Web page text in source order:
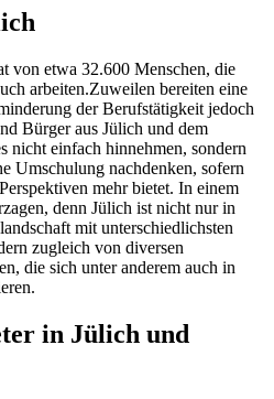
von etwa 32.600 Menschen, die
arbeiten.Zuweilen bereiten eine
der Berufstätigkeit jedoch
Bürger aus Jülich und dem
nicht einfach hinnehmen, sondern
Umschulung nachdenken, sofern
mehr bietet. In einem
denn Jülich ist nicht nur in
mit unterschiedlichsten
zugleich von diversen
die sich unter anderem auch in
in Jülich und